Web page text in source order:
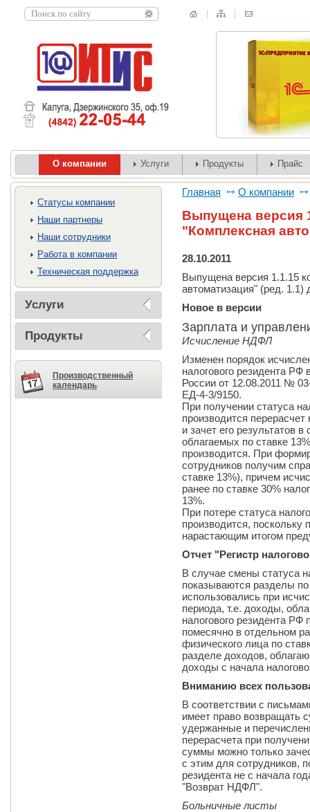
О компании Услуги Продукты Прайс
Cтатусы компании
Наши партнеры
Наши сотрудники
Работа в компании
Техническая поддержка
Услуги
Продукты
Производственный
календарь
Главная О компании
Выпущена версия
"Комплексная
28.10.2011
Выпущена версия 1.1.15
автоматизация" (ред.
Новое в версии
Зарплата и
Исчисление НДФЛ
Изменен порядок
налогового резидента
России от 12.08.2011 №
ЕД-4-3/9150.
При получении статуса
производится
и зачет его результатов
облагаемых по ставке
производится. При
сотрудников получим
ставке 13%), причем
ранее по ставке 30%
13%.
При потере статуса
производится,
нарастающим итогом
Отчет "Регистр
В случае смены статуса
показываются разделы
использовались при
периода, т.е. доходы,
налогового резидента РФ
помесячно в отдельном
физического лица по
разделе доходов,
доходы с начала
Вниманию всех
В соответствии с
имеет право возвращать
удержанные и
перерасчета при
суммы можно только
с этим для сотрудников,
резидента не с начала
"Возврат НДФЛ".
Больничные листы